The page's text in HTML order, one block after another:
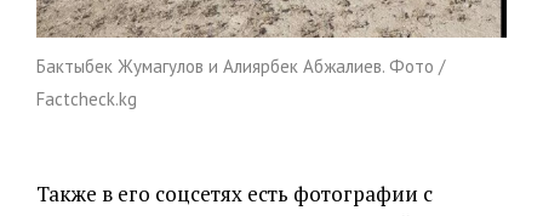
Бактыбек Жумагулов и Алиярбек Абжалиев. Фото /
Factcheck.kg
Также в его соцсетях есть фотографии с